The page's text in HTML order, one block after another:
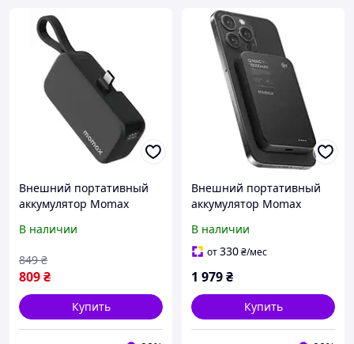
Внешний портативный
аккумулятор Momax
Black
В наличии
809₴
849 ₴
Купить
Внешний портативный
аккумулятор Momax
(IP136Q2D)
В наличии
от330₴/мес
1 979₴
Купить